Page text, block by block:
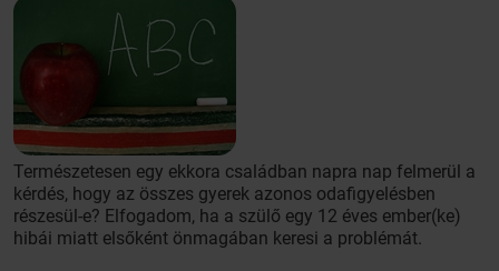
Természetesen egy ekkora családban napra nap felmerül a
kérdés, hogy az összes gyerek azonos odafigyelésben
részesül-e? Elfogadom, ha a szülő egy 12 éves ember(ke)
hibái miatt elsőként önmagában keresi a problémát.